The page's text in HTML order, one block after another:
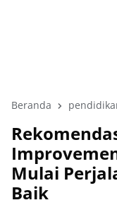
Beranda
Mulai
Baik